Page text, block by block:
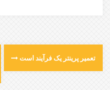
تعمیر پرینتر یک فرآیند است